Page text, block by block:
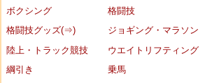
ボクシング
格闘技
格闘技グッズ(⇒)
ジョギング・マラソン
陸上・トラック競技
ウエイトリフティング
綱引き
乗馬